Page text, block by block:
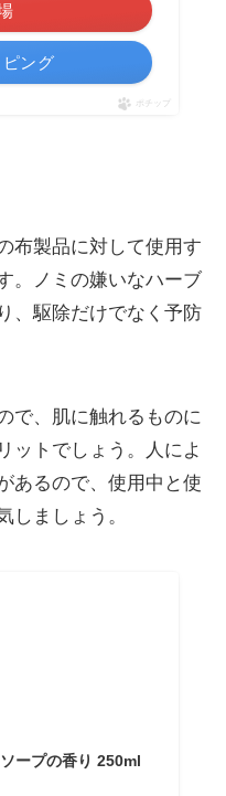
ング
ポチップ
布製品に対して使用す
。
ノミの嫌いなハーブ
、駆除だけでなく予防
で、肌に触れるものに
ットでしょう。人によ
あるので、使用中と使
しましょう。
ープの香り 250ml